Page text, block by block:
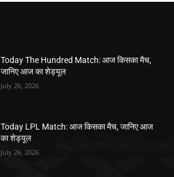
Today The Hundred Match: आज किसका मैच,
जानिए आज का शेड्यूल
July 26, 2026
Today LPL Match: आज किसका मैच, जानिए आज
का शेड्यूल
July 26, 2026